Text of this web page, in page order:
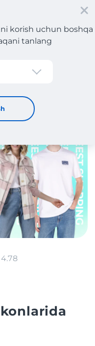
korish uchun boshqa
tanlang
4.78